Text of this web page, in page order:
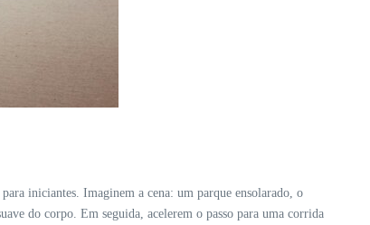
iniciantes. Imaginem a cena: um parque ensolarado, o
do corpo. Em seguida, acelerem o passo para uma corrida